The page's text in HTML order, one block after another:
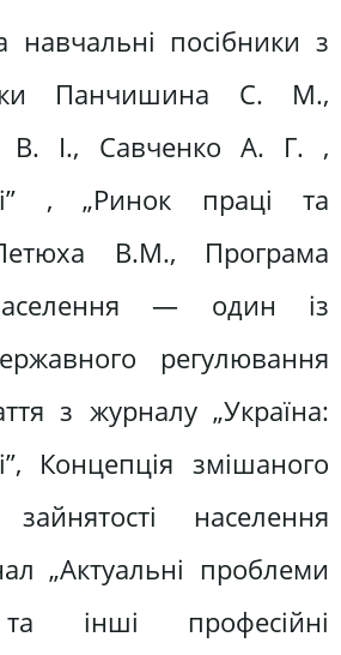
навчальні посібники з
Панчишина С. М.,
В. І., Савченко А. Г. ,
, „Ринок праці та
Петюха В.М., Програма
— один із
регулювання
з журналу „Україна:
Концепція змішаного
населення
„Актуальні проблеми
та інші професійні